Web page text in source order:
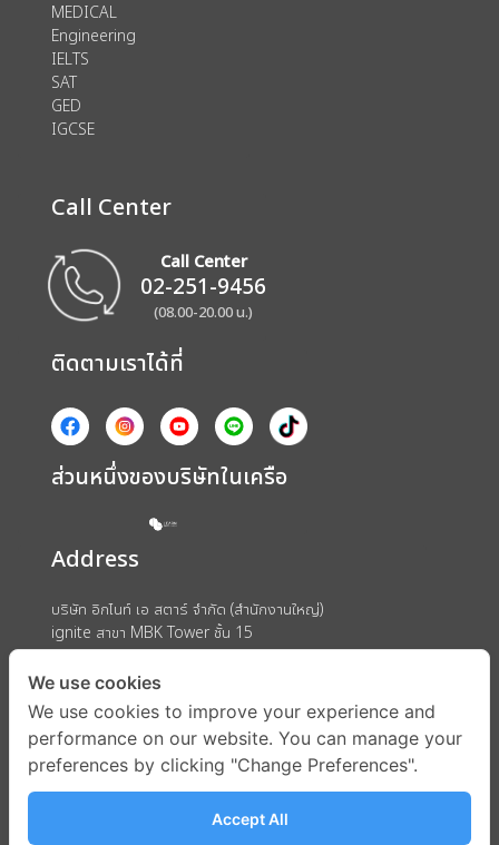
MEDICAL
Engineering
IELTS
SAT
GED
IGCSE
Call Center
Call Center
02-251-9456
(08.00-20.00 น.)
ติดตามเราได้ที่
ส่วนหนึ่งของบริษัทในเครือ
Address
บริษัท อิกไนท์ เอ สตาร์ จำกัด (สำนักงานใหญ่)
ignite สาขา MBK Tower ชั้น 15
ถนนพญาไท แขวงวังใหม่ เขตปทุมวัน กรุงเทพมหานคร 10330
We use cookies
We use cookies to improve your experience and
performance on our website. You can manage your
preferences by clicking "Change Preferences".
Accept All